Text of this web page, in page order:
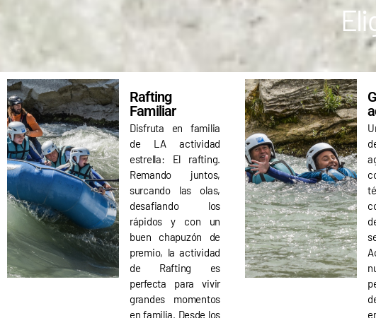
RESERVA
Rafting en Huesca
APÚNTATE A NUESTRA
Vacaciones en familia a partir de 8
RESERVA TUS VACACIONES
RESERVA
Rafting en Huesca
APÚNTATE A NUESTRA
Vacaciones en familia a partir de 8
RESERVA TUS VACACIONES
RESERVA
Rafting en Huesca
APÚNTATE A NUESTRA
Vacaciones en familia a partir de 8
RESERVA TUS VACACIONES
Rafting
Familiar
Disfruta en familia
de LA actividad
estrella: El rafting.
Remando juntos,
surcando las olas,
desafiando los
rápidos y con un
buen chapuzón de
premio, la actividad
de Rafting es
perfecta para vivir
grandes momentos
en familia. Desde los